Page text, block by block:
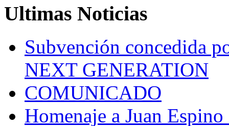
Ultimas Noticias
Subvención concedida
NEXT GENERATION
COMUNICADO
Homenaje a Juan Espino